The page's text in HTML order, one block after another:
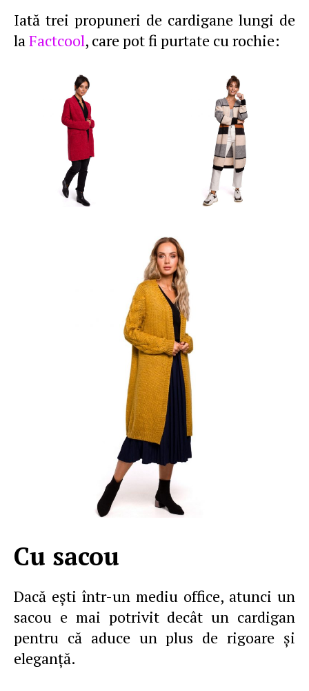
Iată trei propuneri de cardigane lungi de
laFactcool, care pot fi purtate cu rochie:
Cu sacou
Dacă eşti într-un mediu office, atunci un
sacou e mai potrivit decât un cardigan
pentru că aduce un plus de rigoare şi
eleganţă.